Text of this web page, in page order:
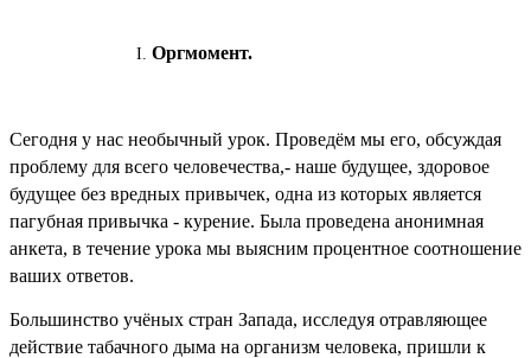
Оргмомент.
Сегодня у нас необычный урок. Проведём мы его, обсуждая
проблему для всего человечества,- наше будущее, здоровое
будущее без вредных привычек, одна из которых является
пагубная привычка - курение. Была проведена анонимная
анкета, в течение урока мы выясним процентное соотношение
ваших ответов.
Большинство учёных стран Запада, исследуя отравляющее
действие табачного дыма на организм человека, пришли к